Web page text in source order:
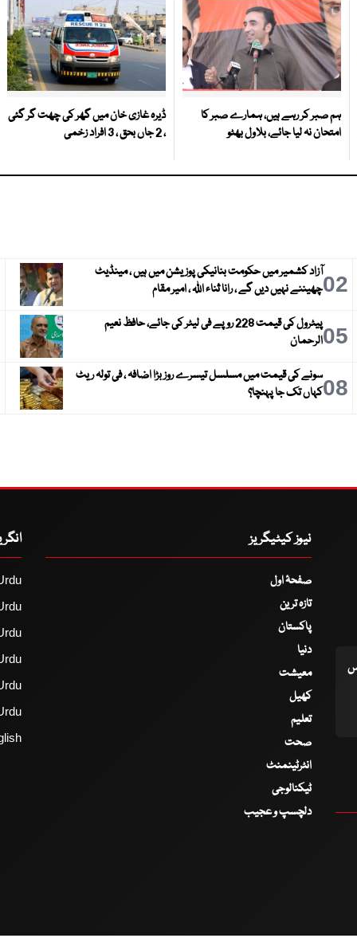
ہم صبر کر رہے ہیں، ہمارے صبر کا
امتحان نہ لیا جائے، بلاول بھٹو
ڈیرہ غازی خان میں گھر کی چھت گر گئی
، 2 جاں بحق ، 3 افراد زخمی
02آزاد کشمیر میں حکومت بنانیکی پوزیشن میں ہیں ، مینڈیٹ
چھیننے نہیں دیں گے ، رانا ثناء اللہ ، امیر مقام
05
پیٹرول کی قیمت 228 روپے فی لیٹر کی جائے، حافظ نعیم
الرحمان
08سونے کی قیمت میں مسلسل تیسرے روز بڑا اضافہ ، فی تولہ ریٹ
کہاں تک جا پہنچا؟
نیوز کیٹیگریز
صفحۂ اول
تازہ ترین
پاکستان
دنیا
معیشت
کھیل
تعلیم
صحت
انٹرٹینمنٹ
ٹیکنالوجی
دلچسپ و عجیب